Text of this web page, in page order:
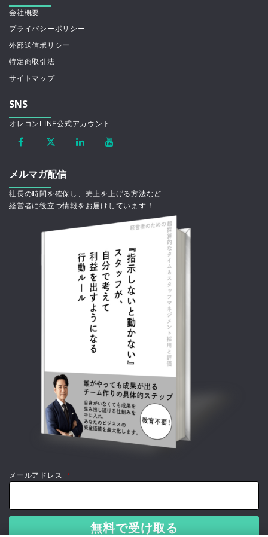
会社概要
プライバシーポリシー
外部送信ポリシー
特定商取引法
サイトマップ
SNS
オレコンLINE公式アカウント
メルマガ配信
社長の時間を確保し、売上を上げる方法など
経営者に役立つ情報をお届けしています！
メールアドレス *